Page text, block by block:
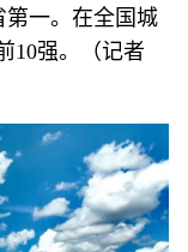
第一。在全国城
10强。（记者